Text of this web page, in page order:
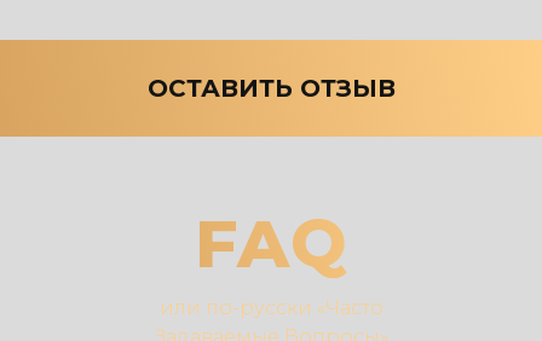
ОСТАВИТЬ ОТЗЫВ
FAQ
или по-русски «Часто